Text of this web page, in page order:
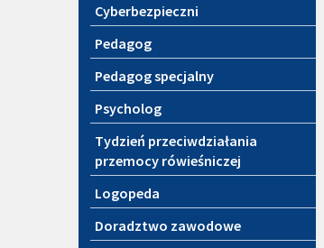
Cyberbezpieczni
Pedagog
Pedagog specjalny
Psycholog
Tydzień przeciwdziałania
przemocy rówieśniczej
Logopeda
Doradztwo zawodowe